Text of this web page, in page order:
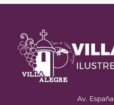
Av. España